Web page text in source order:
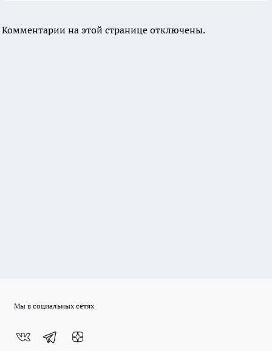
Комментарии на этой странице отключены.
Мы в социальных сетях